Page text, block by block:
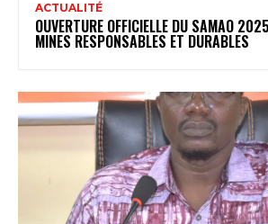
ACTUALITÉ
OUVERTURE OFFICIELLE DU SAMAO
MINES RESPONSABLES ET DURABLES